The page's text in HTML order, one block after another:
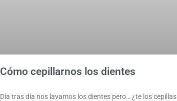
Cómo cepillarnos los dientes
Día tras día nos lavamos los dientes pero… ¿te los cepillas